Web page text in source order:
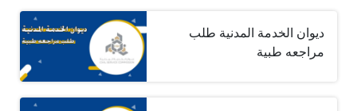
ديوان الخدمة المدنية طلب
مراجعه طبية